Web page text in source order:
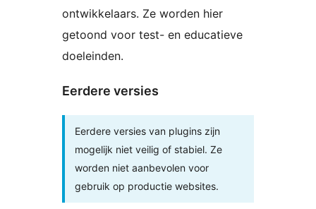
ontwikkelaars. Ze worden hier
getoond voor test- en educatieve
doeleinden.
Eerdere versies
Eerdere versies van plugins zijn
mogelijk niet veilig of stabiel. Ze
worden niet aanbevolen voor
gebruik op productie websites.